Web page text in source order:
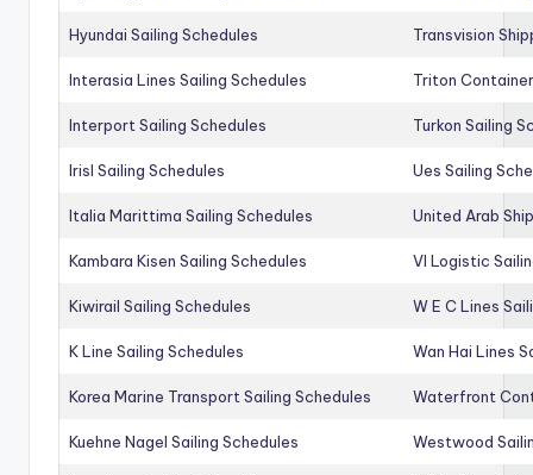
Hyundai Sailing Schedules Transvision
Interasia Lines Sailing Schedules Triton
Interport Sailing Schedules Turkon Sailing
Irisl Sailing Schedules Ues Sailing
Italia Marittima Sailing Schedules United Arab
Kambara Kisen Sailing Schedules Vl Logistic
Kiwirail Sailing Schedules W E C Lines
K Line Sailing Schedules Wan Hai Lines
Korea Marine Transport Sailing Schedules Waterfront
Kuehne Nagel Sailing Schedules Westwood